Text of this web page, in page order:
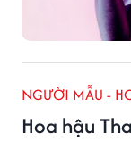
NGƯỜI MẪU -
Hoa hậu